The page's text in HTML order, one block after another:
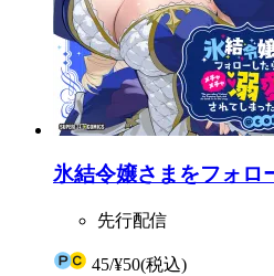
氷結令嬢さまをフォロ
先行配信
45/¥50(税込)